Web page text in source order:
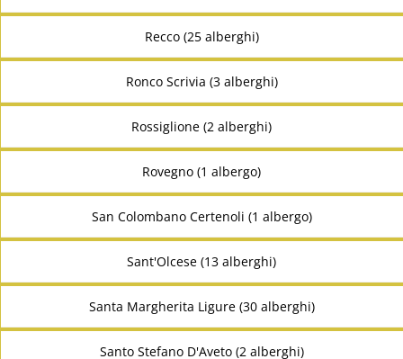
Recco (25 alberghi)
Ronco Scrivia (3 alberghi)
Rossiglione (2 alberghi)
Rovegno (1 albergo)
San Colombano Certenoli (1 albergo)
Sant'Olcese (13 alberghi)
Santa Margherita Ligure (30 alberghi)
Santo Stefano D'Aveto (2 alberghi)